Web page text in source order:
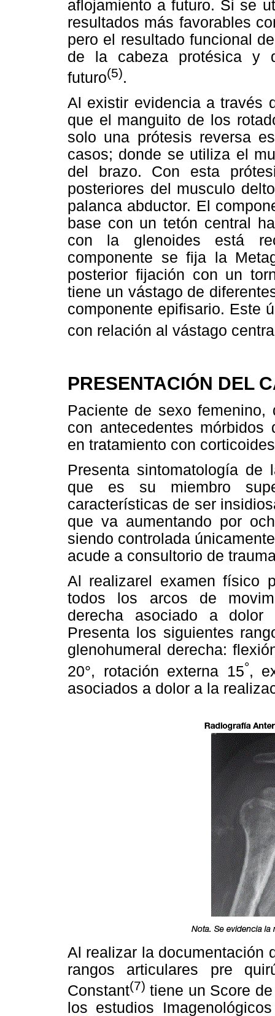
aflojamiento a futuro. Si se
resultados más favorables
pero el resultado funcional
de la cabeza protésica y
futuro(5).
Al existir evidencia a través
que el manguito de los
solo una prótesis reversa
casos; donde se utiliza el
del brazo. Con esta
posteriores del musculo
palanca abductor. El
base con un tetón central
con la glenoides está
componente se fija la
posterior fijación con un
tiene un vástago de
componente epifisario. Este
con relación al vástago centra
PRESENTACIÓN DEL
Paciente de sexo
con antecedentes mórbidos
en tratamiento con
Presenta sintomatología de
que es su miembro
características de ser
que va aumentando por
siendo controlada
acude a consultorio de
Al realizarel examen físico
todos los arcos de
derecha asociado a
Presenta los siguientes
glenohumeral derecha:
20°, rotación externa 15°,
asociados a dolor a la
Al realizar la documentación
rangos articulares pre
Constant(7) tiene un Score
los estudios